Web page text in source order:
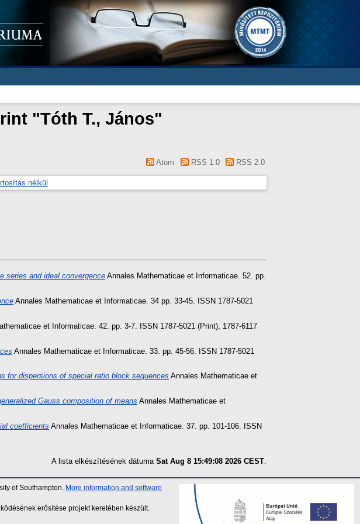
"Tóth T., János"
Atom RSS 1.0 RSS 2.0
nélkül
series and ideal convergence Annales Mathematicae et Informaticae. 52. pp.
Annales Mathematicae et Informaticae. 34 pp. 33-45. ISSN 1787-5021
et Informaticae. 42. pp. 3-7. ISSN 1787-5021 (Print), 1787-6117
Annales Mathematicae et Informaticae. 33. pp. 45-56. ISSN 1787-5021
for dispersions of special ratio block sequences Annales Mathematicae et
Gauss composition of means Annales Mathematicae et
coefficients Annales Mathematicae et Informaticae. 37. pp. 101-106. ISSN
A lista elkészítésének dátuma Sat Aug 8 15:49:08 2026 CEST
of Southampton.
More information and software
erősítése projekt keretében készült.